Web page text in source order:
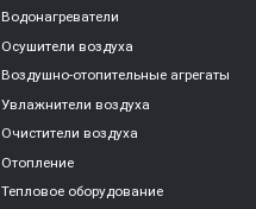
Водонагреватели
Осушители воздуха
Воздушно-отопительные агрегаты
Увлажнители воздуха
Очистители воздуха
Отопление
Тепловое оборудование